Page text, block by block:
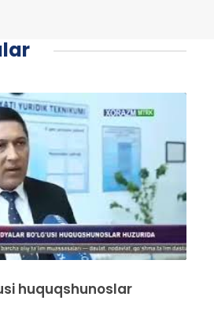
huquqshunoslar